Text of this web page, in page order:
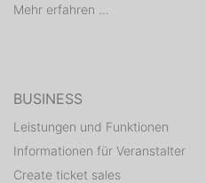
Mehr erfahren ...
BUSINESS
Leistungen und Funktionen
Informationen für Veranstalter
Create ticket sales